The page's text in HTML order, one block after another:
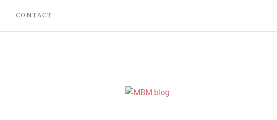
CONTACT